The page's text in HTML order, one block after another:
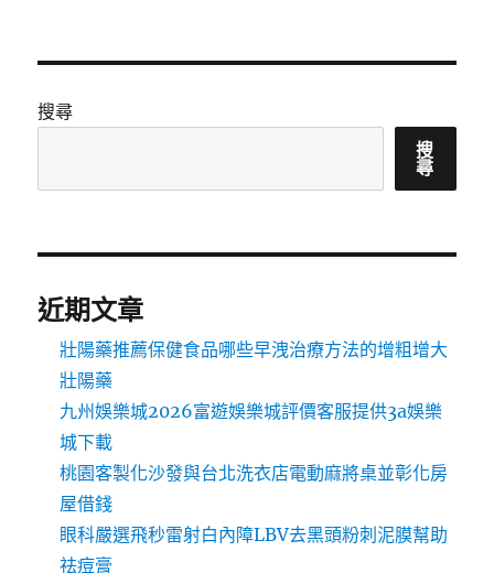
搜尋
搜
尋
近期文章
壯陽藥推薦保健食品哪些早洩治療方法的增粗增大
壯陽藥
九州娛樂城2026富遊娛樂城評價客服提供3a娛樂
城下載
桃園客製化沙發與台北洗衣店電動麻將桌並彰化房
屋借錢
眼科嚴選飛秒雷射白內障LBV去黑頭粉刺泥膜幫助
祛痘膏